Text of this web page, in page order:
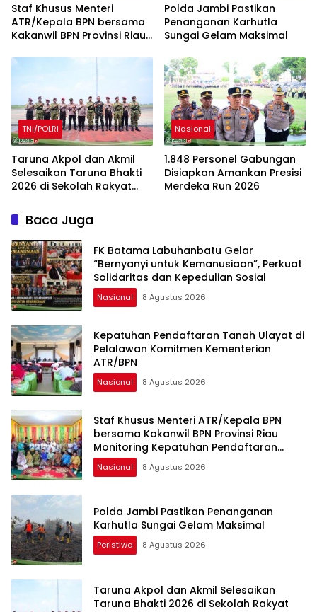
Staf Khusus Menteri
ATR/Kepala BPN bersama
Kakanwil BPN Provinsi Riau
Pendaftaran Tanah Ulayat
Polda Jambi Pastikan
Penanganan Karhutla
Sungai Gelam Maksimal
TNI/POLRI
Taruna Akpol dan Akmil
Selesaikan Taruna Bhakti
2026 di Sekolah Rakyat
Berlangsung Aman dan
Lancar
Nasional
1.848 Personel Gabungan
Disiapkan Amankan Presisi
Merdeka Run 2026
Baca Juga
FK Batama Labuhanbatu Gelar
“Bernyanyi untuk Kemanusiaan”, Perkuat
Solidaritas dan Kepedulian Sosial
Nasional 8 Agustus 2026
Kepatuhan Pendaftaran Tanah Ulayat di
Pelalawan Komitmen Kementerian
ATR/BPN
Nasional 8 Agustus 2026
Staf Khusus Menteri ATR/Kepala BPN
bersama Kakanwil BPN Provinsi Riau
Monitoring Kepatuhan Pendaftaran
Tanah Ulayat
Nasional 8 Agustus 2026
Polda Jambi Pastikan Penanganan
Karhutla Sungai Gelam Maksimal
Peristiwa 8 Agustus 2026
Taruna Akpol dan Akmil Selesaikan
Taruna Bhakti 2026 di Sekolah Rakyat